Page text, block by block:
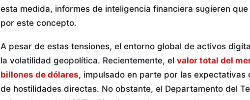
esta medida, informes de inteligencia financiera sugieren
por este concepto.
A pesar de estas tensiones, el entorno global de activos
la volatilidad geopolítica. Recientemente, el valor total del
billones de dólares, impulsado en parte por las expectativas
de hostilidades directas. No obstante, el Departamento del